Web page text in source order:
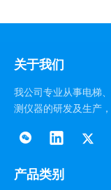
关于我们
我公司专业从事电梯
测仪器的研发及生产
产品类别